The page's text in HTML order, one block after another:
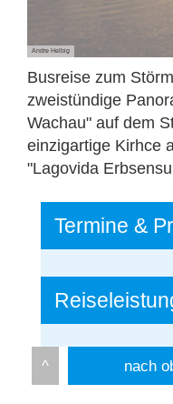
Andre Helbig
Busreise zum
zweistündige
Wachau" auf dem
einzigartige Kirhce
"Lagovida
Termine &
nach